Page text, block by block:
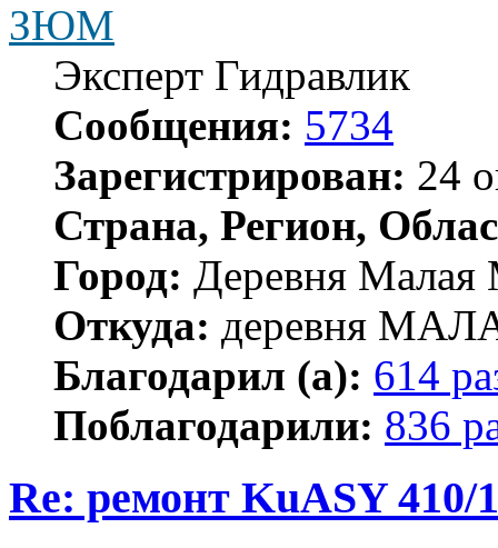
ЗЮМ
Эксперт Гидравлик
Сообщения: 5734
Зарегистрирован: 24
Страна, Регион,
Город: Деревня Малая
Откуда: деревня
Благодарил (а): 614
Поблагодарили: 836
Re: ремонт KuASY 410/